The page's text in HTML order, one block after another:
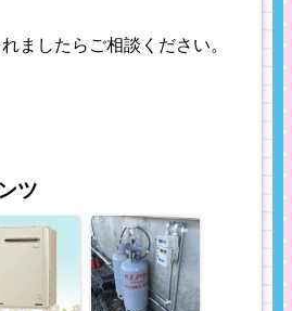
ましたらご相談ください。
ツ